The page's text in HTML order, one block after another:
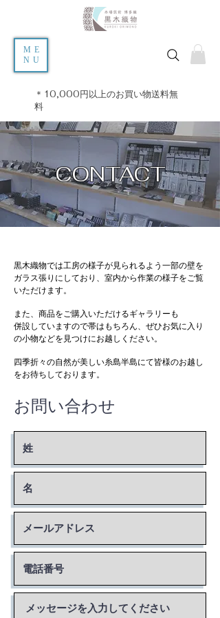
ME
NU
＊10,000円以上のお買い物送料無
料
CONTACT
​黒木織物では工房の様子が見られるよう一部の壁を
ガラス張りにしており、室内から作業の様子をご覧
いただけます。
また、商品をご購入いただけるギャラリーも
併設していますので帯はもちろん、ぜひお気に入り
の小物などを見つけにお越しください。
四季折々の自然が美しい糸島半島にて皆様のお越し
をお待ちしております。
お問い合わせ